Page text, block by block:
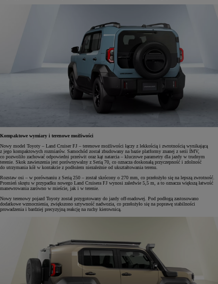
Kompaktowe wymiary i terenowe możliwości
Nowy model Toyoty – Land Cruiser FJ – terenowe możliwości łączy z lekkością i zwrotnością wynikającą
z jego kompaktowych rozmiarów. Samochód został zbudowany na bazie platformy znanej z serii IMV,
co pozwoliło zachować odpowiedni prześwit oraz kąt natarcia – kluczowe parametry dla jazdy w trudnym
terenie. Skok zawieszenia jest porównywalny z Serią 70, co oznacza doskonałą przyczepność i zdolność
do utrzymania kół w kontakcie z podłożem niezależnie od ukształtowania terenu.
Rozstaw osi – w porównaniu z Serią 250 – został skrócony o 270 mm, co przełożyło się na lepszą zwrotność.
Promień skrętu w przypadku nowego Land Cruisera FJ wynosi zaledwie 5,5 m, a to oznacza większą łatwość
manewrowania zarówno w mieście, jak i w terenie.
Nowy terenowy pojazd Toyoty został przygotowany do jazdy off-roadowej. Pod podłogą zastosowano
dodatkowe wzmocnienia, zwiększono sztywność nadwozia, co przełożyło się na poprawę stabilności
prowadzenia i bardziej precyzyjną reakcję na ruchy kierownicą.